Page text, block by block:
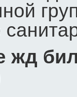
жд